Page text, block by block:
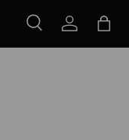
PesquisarIniciarSaco